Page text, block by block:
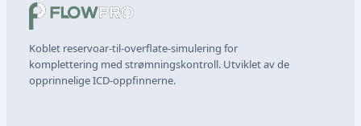
Koblet reservoar-til-overflate-simulering for
komplettering med strømningskontroll. Utviklet av de
opprinnelige ICD-oppfinnerne.